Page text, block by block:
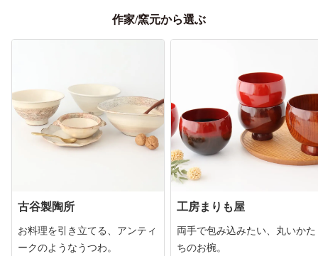
作家/窯元から選ぶ
古谷製陶所
お料理を引き立てる、アンティ
ークのようなうつわ。
工房まりも屋
両手で包み込みたい、丸いかた
ちのお椀。